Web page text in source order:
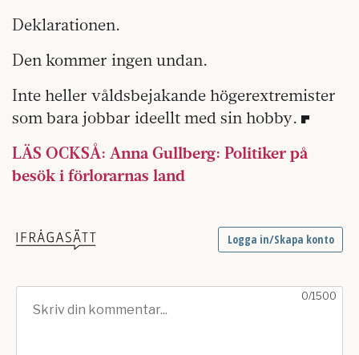
Deklarationen.
Den kommer ingen undan.
Inte heller våldsbejakande högerextremister
som bara jobbar ideellt med sin hobby.
LÄS OCKSÅ: Anna Gullberg: Politiker på
besök i förlorarnas land